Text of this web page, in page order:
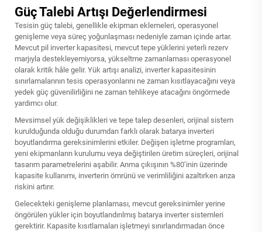
Güç Talebi Artışı Değerlendirmesi
Tesisin güç talebi, genellikle ekipman eklemeleri, operasyonel
genişleme veya süreç yoğunlaşması nedeniyle zaman içinde artar.
Mevcut pil inverter kapasitesi, mevcut tepe yüklerini yeterli rezerv
marjıyla destekleyemiyorsa, yükseltme zamanlaması operasyonel
olarak kritik hâle gelir. Yük artışı analizi, inverter kapasitesinin
sınırlamalarının tesis operasyonlarını ne zaman kısıtlayacağını veya
yedek güç güvenilirliğini ne zaman tehlikeye atacağını öngörmede
yardımcı olur.
Mevsimsel yük değişiklikleri ve tepe talep desenleri, orijinal sistem
kurulduğunda olduğu durumdan farklı olarak batarya inverteri
boyutlandırma gereksinimlerini etkiler. Değişen işletme programları,
yeni ekipmanların kurulumu veya değiştirilen üretim süreçleri, orijinal
tasarım parametrelerini aşabilir. Anma çıkışının %80’inin üzerinde
kapasite kullanımı, inverterin ömrünü ve verimliliğini azaltırken arıza
riskini artırır.
Gelecekteki genişleme planlaması, mevcut gereksinimler yerine
öngörülen yükler için boyutlandırılmış batarya inverter sistemleri
gerektirir. Kapasite kısıtlamaları işletmeyi sınırlandırmadan önce